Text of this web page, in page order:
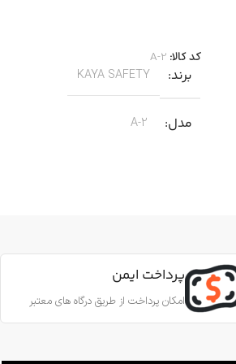
کد کالا:A-2
برند KAYA SAFETY
مدل A-2
قطر طناب
وزن
پرداخت ایمن
امکان پرداخت از طریق درگاه های معتبر